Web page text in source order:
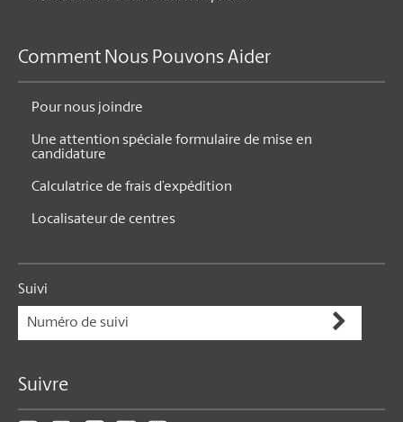
Comment Nous Pouvons Aider
Pour nous joindre
Une attention spéciale formulaire de mise en
candidature
Calculatrice de frais d’expédition
Localisateur de centres
Suivi
Suivre